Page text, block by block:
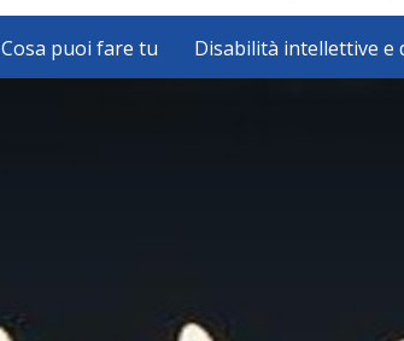
Cosa puoi fare tu Disabilità intellettive